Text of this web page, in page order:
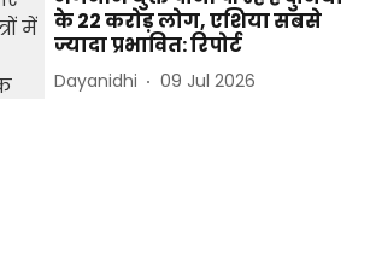
के 22 करोड़ लोग, एशिया सबसे
ज्यादा प्रभावित: रिपोर्ट
Dayanidhi 09 Jul 2026